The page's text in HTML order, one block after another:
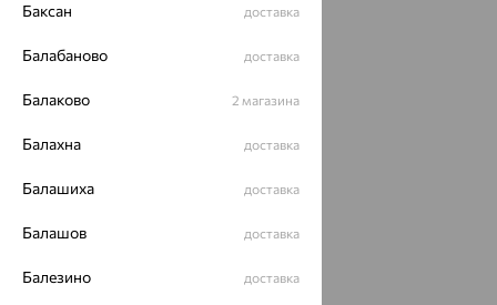
Баксан доставка
Балабаново доставка
Балаково 2 магазина
Балахна доставка
Балашиха доставка
Балашов доставка
Балезино доставка